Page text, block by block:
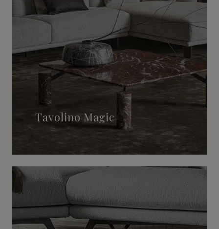
Tavolino Magic